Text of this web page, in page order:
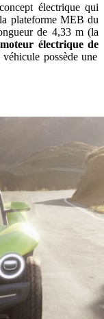
électrique qui
plateforme MEB du
de 4,33 m (la
moteur électrique de
véhicule possède une